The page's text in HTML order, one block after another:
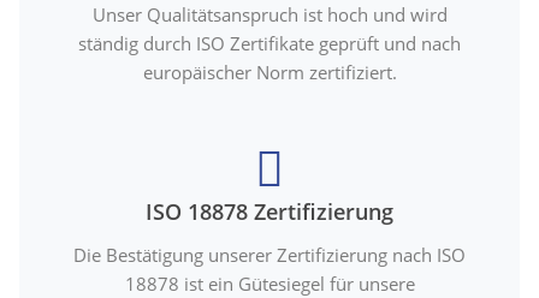
Unser Qualitätsanspruch ist hoch und wird
ständig durch ISO Zertifikate geprüft und nach
europäischer Norm zertifiziert.
ISO 18878 Zertifizierung
Die Bestätigung unserer Zertifizierung nach ISO
18878 ist ein Gütesiegel für unsere